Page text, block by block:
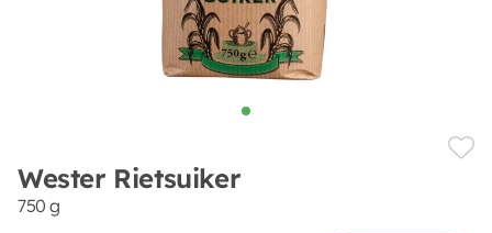
Wester Rietsuiker
750 g